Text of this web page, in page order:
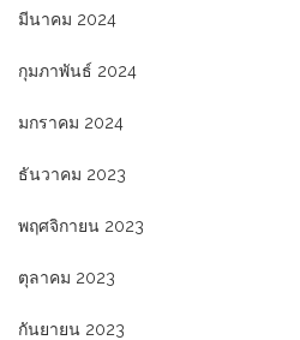
มีนาคม 2024
กุมภาพันธ์ 2024
มกราคม 2024
ธันวาคม 2023
พฤศจิกายน 2023
ตุลาคม 2023
กันยายน 2023